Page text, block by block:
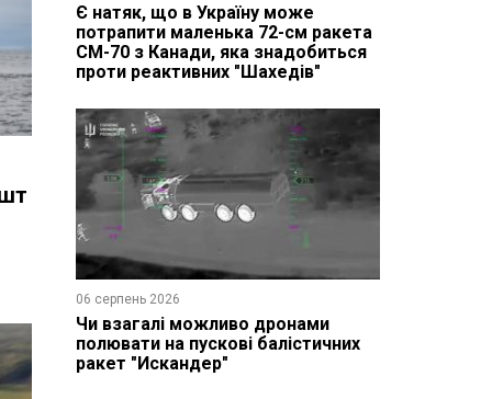
Є натяк, що в Україну може
потрапити маленька 72-см ракета
CM-70 з Канади, яка знадобиться
проти реактивних "Шахедів"
06 серпень 2026
Чи взагалі можливо дронами
полювати на пускові балістичних
ракет "Искандер"